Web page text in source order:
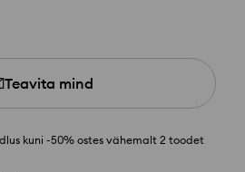
Teavita mind
kuni -50% ostes vähemalt 2 toodet